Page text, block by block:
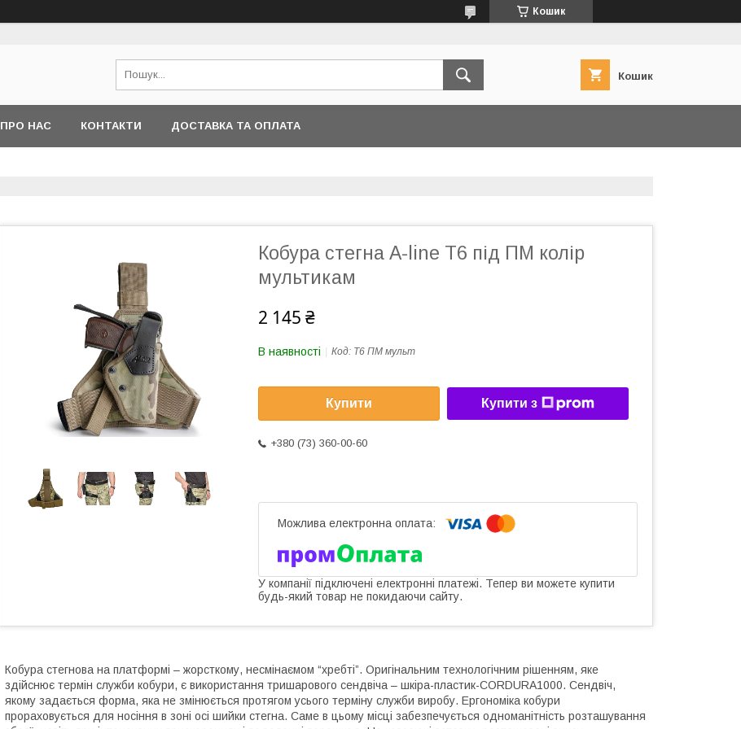
Кошик
Кошик
ПРО НАС КОНТАКТИ ДОСТАВКА ТА ОПЛАТА
Кобура стегна A-line Т6 під ПМ колір
мультикам
2 145 ₴
В наявності Код: Т6 ПМ мульт
Купити Купити з
+380 (73) 360-00-60
У компанії підключені електронні платежі. Тепер ви можете купити
будь-який товар не покидаючи сайту.
Кобура стегнова на платформі – жорсткому, несмінаємом “хребті”. Оригінальним технологічним рішенням, яке
здійснює термін служби кобури, є використання тришарового сендвіча – шкіра-пластик-CORDURA1000. Сендвіч,
якому задається форма, яка не змінюється протягом усього терміну служби виробу. Ергономіка кобури
прораховується для носіння в зоні осі шийки стегна. Саме в цьому місці забезпечується одноманітність розташування